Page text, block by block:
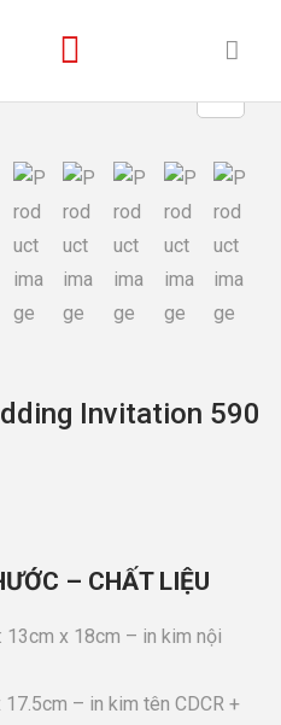
Invitation 590
– CHẤT LIỆU
13cm x 18cm – in kim nội
– in kim tên CDCR +